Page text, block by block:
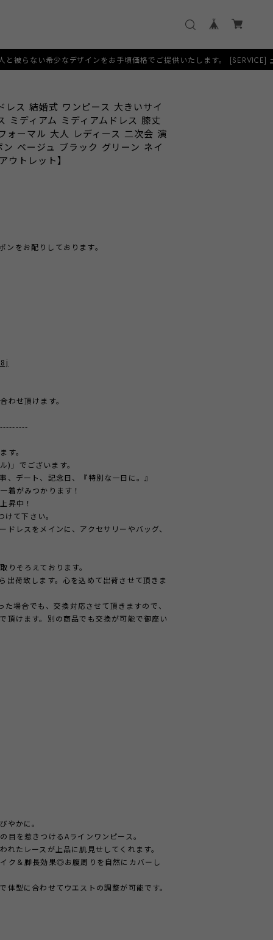
デザインをお手頃価格でご提供いたします。 [SERVICE] 土日祝日も
レス 結婚式 ワンピース 大きいサイ
ミディアム ミディアムドレス 膝丈
ォーマル 大人 レディース 二次会 演
ベージュ ブラック グリーン ネイ
トレット】
をお配りしております。
わせ頂けます。
す。
)」でございます。
、デート、記念日、『特別な一日に。』
着がみつかります！
昇中！
て下さい。
レスをメインに、アクセサリーやバッグ、
りそろえております。
出荷致します。心を込めて出荷させて頂きま
場合でも、交換対応させて頂きますので、
頂けます。別の商品でも交換が可能で御座い
やかに。
目を惹きつけるAラインワンピース。
たレースが上品に肌見せしてくれます。
ク＆脚長効果◎お腹周りを自然にカバーし
体型に合わせてウエストの調整が可能です。